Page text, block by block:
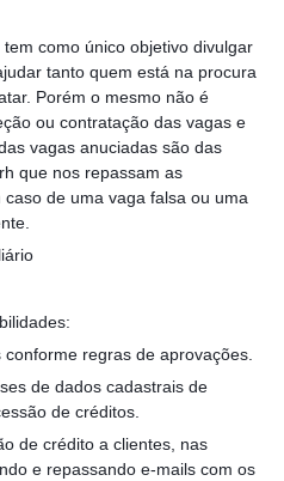
como único objetivo divulgar
tanto quem está na procura
Porém o mesmo não é
ou contratação das vagas e
vagas anuciadas são das
que nos repassam as
de uma vaga falsa ou uma
regras de aprovações.
de dados cadastrais de
de créditos.
de crédito a clientes, nas
e repassando e-mails com os